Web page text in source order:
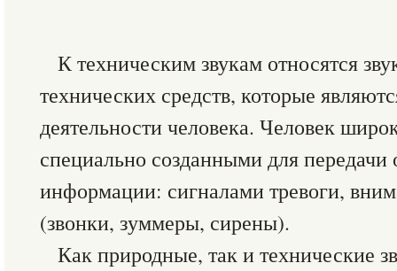
К техническим звукам относятся
технических средств, которые
деятельности человека. Человек
специально созданными для
информации: сигналами тревоги,
(звонки, зуммеры, сирены).
Как природные, так и технические